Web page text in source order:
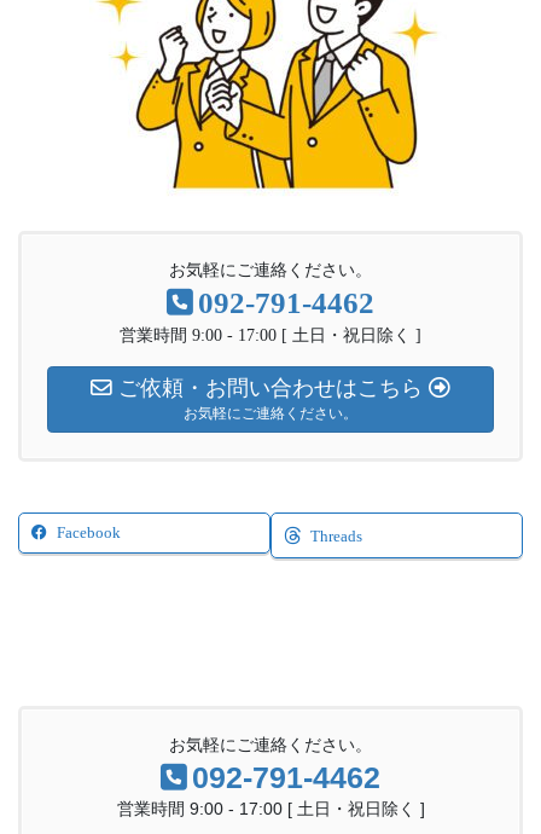
お気軽にご連絡ください。
092-791-4462
営業時間 9:00 - 17:00 [ 土日・祝日除く ]
ご依頼・お問い合わせはこちら
お気軽にご連絡ください。
Facebook Threads
お気軽にご連絡ください。
092-791-4462
営業時間 9:00 - 17:00 [ 土日・祝日除く ]